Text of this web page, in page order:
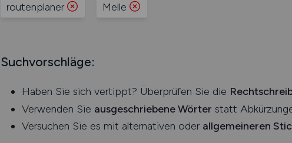
routenplaner
Melle
Suchvorschläge:
Haben Sie sich vertippt? Überprüfen Sie die
Verwenden Sie ausgeschriebene Wörter statt
Versuchen Sie es mit alternativen oder allgemeineren